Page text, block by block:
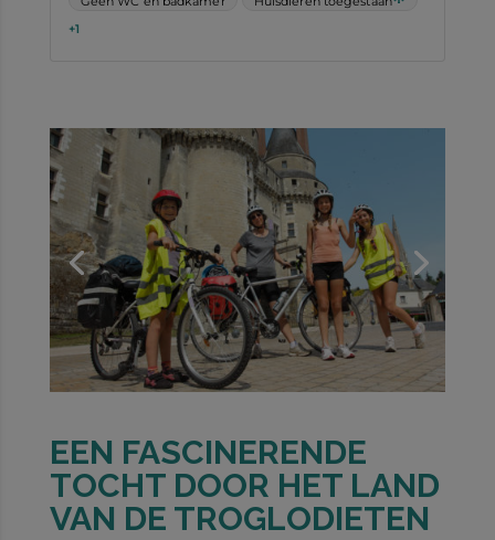
EEN FASCINERENDE
TOCHT DOOR HET LAND
VAN DE TROGLODIETEN